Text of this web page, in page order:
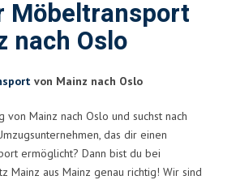
Möbeltransport
nach Oslo
von Mainz nach Oslo
von Mainz nach Oslo und suchst nach
das dir einen
ermöglicht? Dann bist du bei
Mainz aus Mainz genau richtig! Wir sind